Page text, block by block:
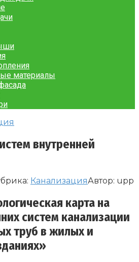
материалы
внутренней
КанализацияАвтор: upp
карта на
систем канализации
труб в жилых и